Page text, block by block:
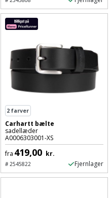
2farver
Carhartt bælte
sadellæder
A0006303001-XS
fra 419,00 kr.
#2545822 Fjernlager